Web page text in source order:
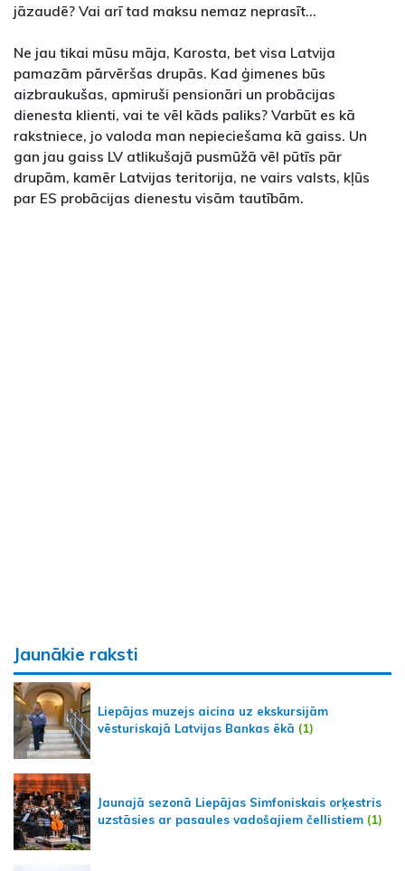
jāzaudē? Vai arī tad maksu nemaz neprasīt...
Ne jau tikai mūsu māja, Karosta, bet visa Latvija
pamazām pārvēršas drupās. Kad ģimenes būs
aizbraukušas, apmiruši pensionāri un probācijas
dienesta klienti, vai te vēl kāds paliks? Varbūt es kā
rakstniece, jo valoda man nepieciešama kā gaiss. Un
gan jau gaiss LV atlikušajā pusmūžā vēl pūtīs pār
drupām, kamēr Latvijas teritorija, ne vairs valsts, kļūs
par ES probācijas dienestu visām tautībām.
Jaunākie raksti
Liepājas muzejs aicina uz ekskursijām
vēsturiskajā Latvijas Bankas ēkā (1)
Jaunajā sezonā Liepājas Simfoniskais orķestris
uzstāsies ar pasaules vadošajiem čellistiem (1)